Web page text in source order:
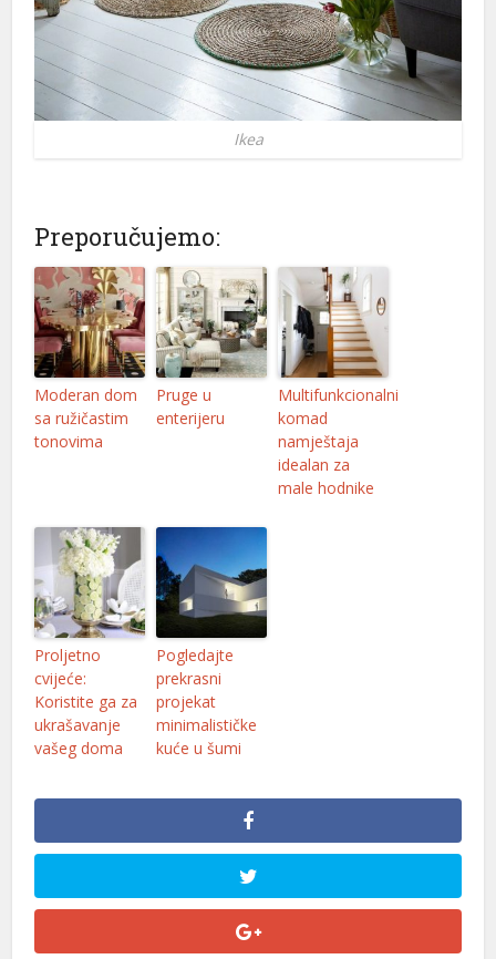
Ikea
Preporučujemo:
Moderan dom
sa ružičastim
tonovima
Pruge u
enterijeru
Multifunkcionalni
komad
namještaja
idealan za
male hodnike
Proljetno
cvijeće:
Koristite ga za
ukrašavanje
vašeg doma
Pogledajte
prekrasni
projekat
minimalističke
kuće u šumi